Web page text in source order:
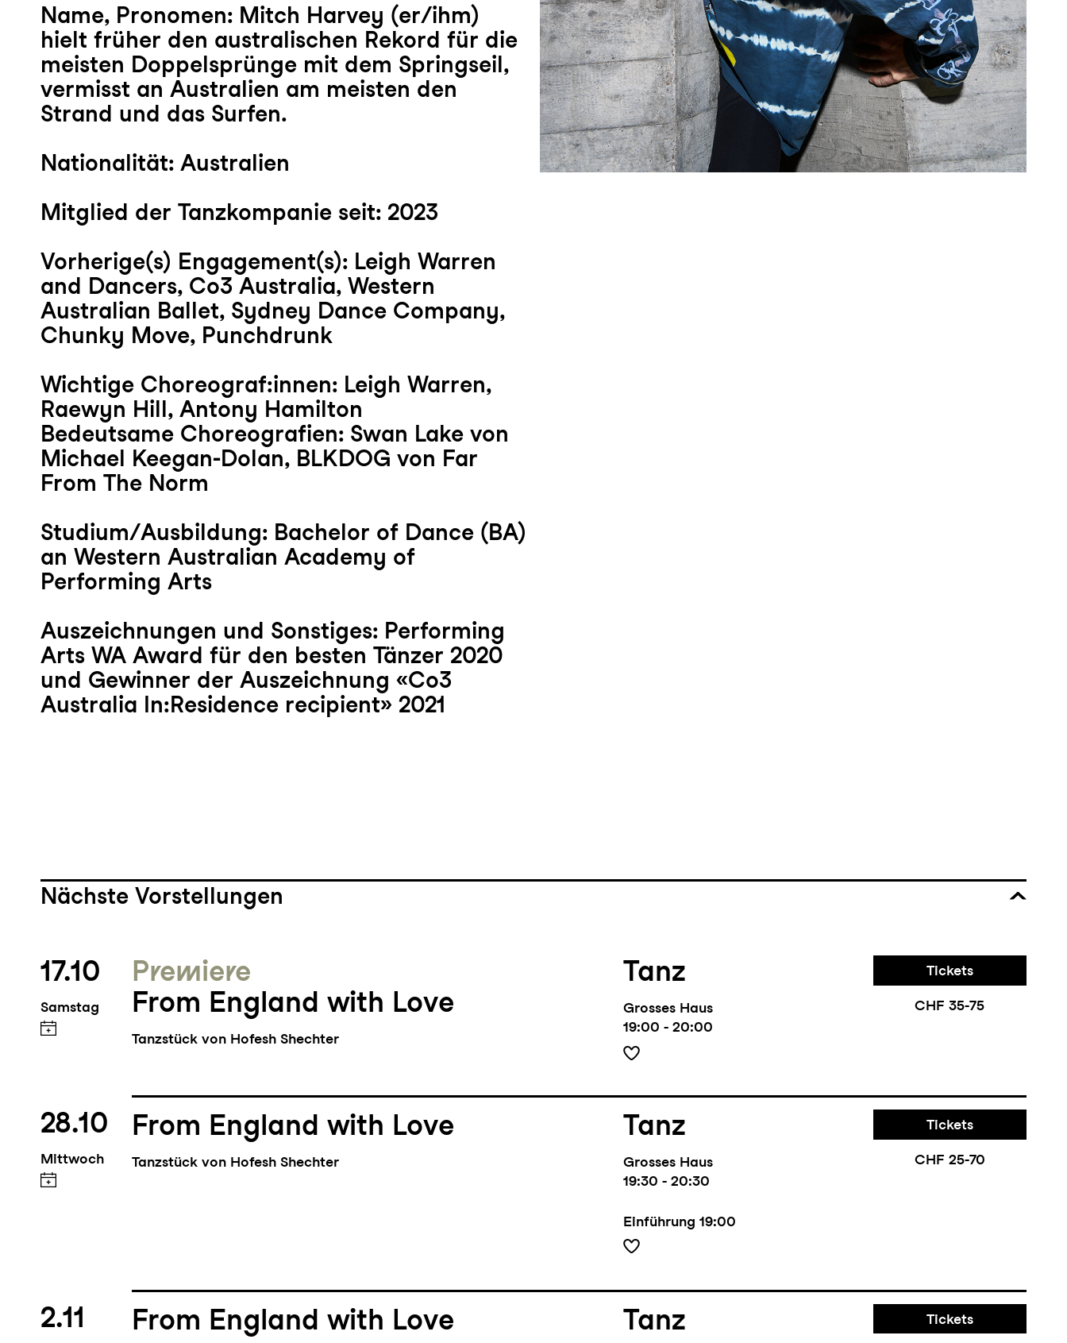
Name, Pronomen: Mitch Harvey (er/ihm)
hielt früher den australischen Rekord für die
meisten Doppelsprünge mit dem Springseil,
vermisst an Australien am meisten den
Strand und das Surfen.
Nationalität: Australien
Mitglied der Tanzkompanie seit: 2023
Vorherige(s) Engagement(s): Leigh Warren
and Dancers, Co3 Australia, Western
Australian Ballet, Sydney Dance Company,
Chunky Move, Punchdrunk
Wichtige Choreograf:innen: Leigh Warren,
Raewyn Hill, Antony Hamilton
Bedeutsame Choreografien: Swan Lake von
Michael Keegan-Dolan, BLKDOG von Far
From The Norm
Studium/Ausbildung: Bachelor of Dance (BA)
an Western Australian Academy of
Performing Arts
Auszeichnungen und Sonstiges: Performing
Arts WA Award für den besten Tänzer 2020
und Gewinner der Auszeichnung «Co3
Australia In:Residence recipient» 2021
Nächste Vorstellungen
17.10
Samstag
Premiere
From England with Love
Tanzstück von Hofesh Shechter
Tanz
Grosses Haus
19:00 - 20:00
Tickets
CHF 35-75
28.10
Mittwoch
From England with Love
Tanzstück von Hofesh Shechter
Tanz
Grosses Haus
19:30 - 20:30
Einführung 19:00
Tickets
CHF 25-70
2.11 From England with Love Tanz Tickets